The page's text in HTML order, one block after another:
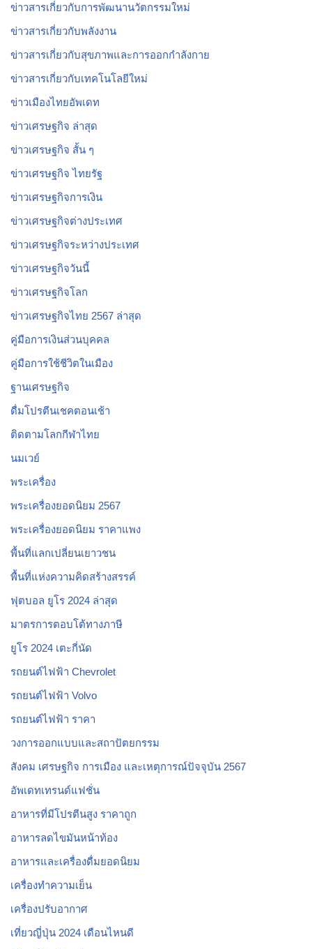
ข่าวสารเกี่ยวกับการพัฒนานวัตกรรมใหม่
ข่าวสารเกี่ยวกับพลังงาน
ข่าวสารเกี่ยวกับสุขภาพและการออกกำลังกาย
ข่าวสารเกี่ยวกับเทคโนโลยีใหม่
ข่าวเมืองไทยอัพเดท
ข่าวเศรษฐกิจ ล่าสุด
ข่าวเศรษฐกิจ สั้น ๆ
ข่าวเศรษฐกิจ ไทยรัฐ
ข่าวเศรษฐกิจการเงิน
ข่าวเศรษฐกิจต่างประเทศ
ข่าวเศรษฐกิจระหว่างประเทศ
ข่าวเศรษฐกิจวันนี้
ข่าวเศรษฐกิจโลก
ข่าวเศรษฐกิจไทย 2567 ล่าสุด
คู่มือการเงินส่วนบุคคล
คู่มือการใช้ชีวิตในเมือง
ฐานเศรษฐกิจ
ดื่มโปรตีนเชคตอนเช้า
ติดตามโลกกีฬาไทย
นมเวย์
พระเครื่อง
พระเครื่องยอดนิยม 2567
พระเครื่องยอดนิยม ราคาแพง
พื้นที่แลกเปลี่ยนเยาวชน
พื้นที่แห่งความคิดสร้างสรรค์
ฟุตบอล ยูโร 2024 ล่าสุด
มาตรการตอบโต้ทางภาษี
ยูโร 2024 เตะกี่นัด
รถยนต์ไฟฟ้า Chevrolet
รถยนต์ไฟฟ้า Volvo
รถยนต์ไฟฟ้า ราคา
วงการออกแบบและสถาปัตยกรรม
สังคม เศรษฐกิจ การเมือง และเหตุการณ์ปัจจุบัน 2567
อัพเดทเทรนด์แฟชั่น
อาหารที่มีโปรตีนสูง ราคาถูก
อาหารลดไขมันหน้าท้อง
อาหารและเครื่องดื่มยอดนิยม
เครื่องทำความเย็น
เครื่องปรับอากาศ
เที่ยวญี่ปุ่น 2024 เดือนไหนดี